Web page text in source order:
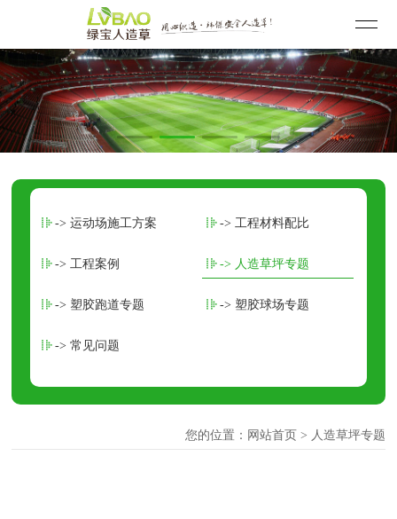
-> 运动场施工方案 -> 工程材料配比
-> 工程案例 -> 人造草坪专题
-> 塑胶跑道专题 -> 塑胶球场专题
-> 常见问题
您的位置： 网站首页> 人造草坪专题